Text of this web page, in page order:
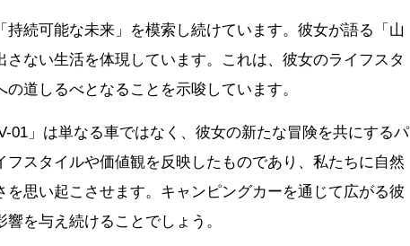
続可能な未来」を模索し続けています。彼女が語る「山
ない生活を体現しています。これは、彼女のライフスタ
道しるべとなることを示唆しています。
01」は単なる車ではなく、彼女の新たな冒険を共にするパ
スタイルや価値観を反映したものであり、私たちに自然
思い起こさせます。キャンピングカーを通じて広がる彼
を与え続けることでしょう。